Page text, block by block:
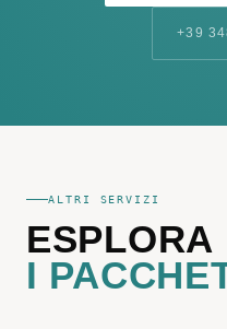
+39
ALTRI SERVIZI
ESPLORA
I